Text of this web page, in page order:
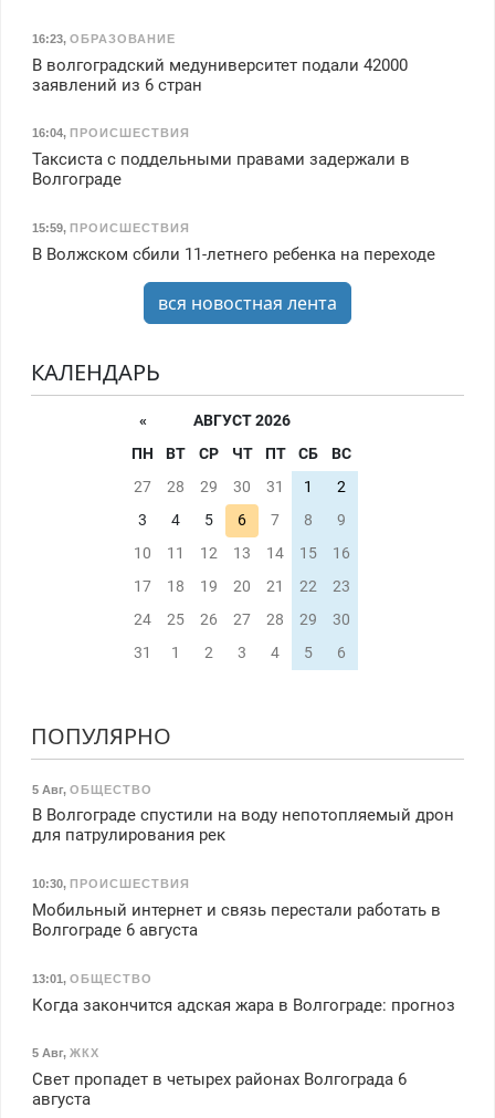
16:23, ОБРАЗОВАНИЕ
В волгоградский медуниверситет подали 42000
заявлений из 6 стран
16:04, ПРОИСШЕСТВИЯ
Таксиста с поддельными правами задержали в
Волгограде
15:59, ПРОИСШЕСТВИЯ
В Волжском сбили 11-летнего ребенка на переходе
вся новостная лента
КАЛЕНДАРЬ
«
АВГУСТ 2026
ПН
ВТ СР ЧТ ПТ СБ
ВС
27
28 29 30 31 1
2
3
4 5 6 7 8
9
10
11 12 13 14 15
16
17
18 19 20 21 22
23
24
25 26 27 28 29
30
31
1 2 3 4 5 6
ПОПУЛЯРНО
5 Авг, ОБЩЕСТВО
В Волгограде спустили на воду непотопляемый дрон
для патрулирования рек
10:30, ПРОИСШЕСТВИЯ
Мобильный интернет и связь перестали работать в
Волгограде 6 августа
13:01, ОБЩЕСТВО
Когда закончится адская жара в Волгограде: прогноз
5 Авг, ЖКХ
Свет пропадет в четырех районах Волгограда 6
августа